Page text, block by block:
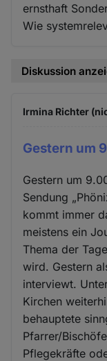
ernsthaft
Wie
Diskussion
Irmina Richter
Gestern um
Gestern um
Sendung
kommt immer
meistens ein
Thema der
wird. Gestern
interviewt.
Kirchen
behauptete
Pfarrer/
Pflegekräfte